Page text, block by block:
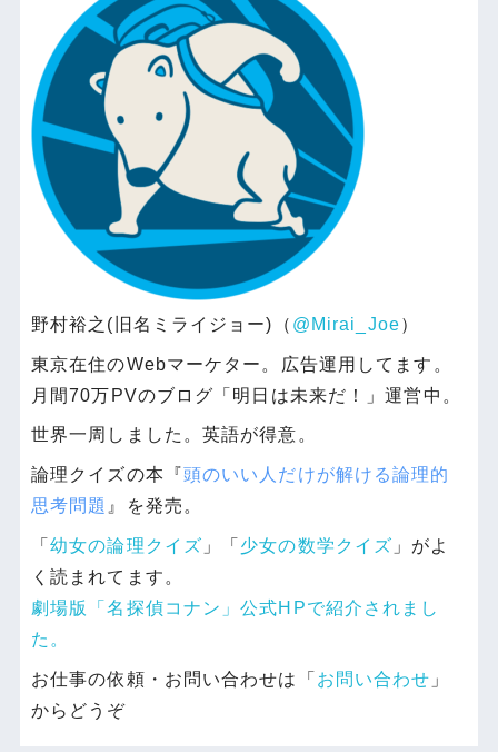
野村裕之(旧名ミライジョー)（ @Mirai_Joe）
東京在住のWebマーケター。広告運用してます。
月間70万PVのブログ「明日は未来だ！」運営中。
世界一周しました。英語が得意。
論理クイズの本『頭のいい人だけが解ける論理的
思考問題 』を発売。
「幼女の論理クイズ 」「 少女の数学クイズ 」がよ
く読まれてます。
劇場版「名探偵コナン」公式HPで紹介されまし
た。
お仕事の依頼・お問い合わせは「 お問い合わせ 」
からどうぞ